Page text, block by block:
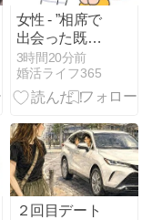
女性 - ”相席で
出会った既婚
者達①”
3時間20分前
婚活ライフ365
２回目デート